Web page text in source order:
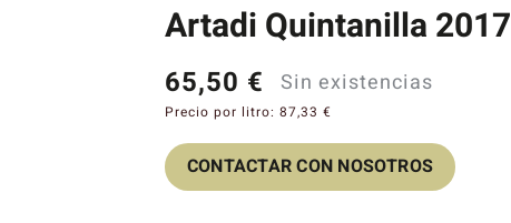
Artadi Quintanilla 2017
65,50 € Sin existencias
Precio por litro: 87,33 €
CONTACTAR CON NOSOTROS